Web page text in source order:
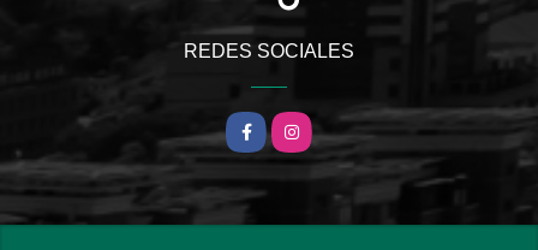
REDES SOCIALES
FacebookInstagram